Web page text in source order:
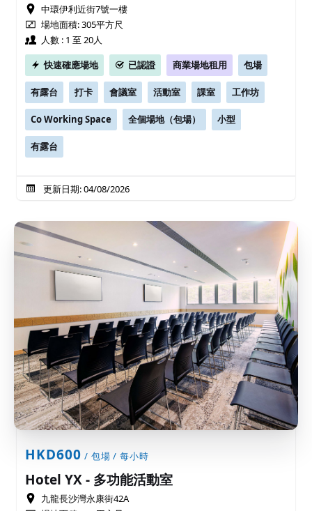
中環伊利近街7號一樓
場地面積: 305平方尺
人數 : 1 至 20人
快速確應場地
已認證 商業場地租用 包場
有露台 打卡 會議室 活動室 課室 工作坊
Co Working Space 全個場地（包場） 小型
有露台
更新日期: 04/08/2026
HKD600 / 包場 / 每小時
Hotel YX - 多功能活動室
九龍長沙灣永康街42A